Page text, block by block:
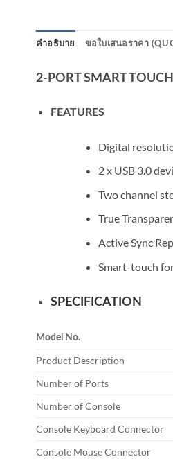
คำอธิบาย ขอใบเสนอราคา
2-PORT SMART
FEATURES
Digital
2 x USB 3.0
Two channel
True
Active Sync
Smart-touch
SPECIFICATION
Model No.
Product Description
Number of Ports
Number of Console
Console Keyboard Connector
Console Mouse Connector